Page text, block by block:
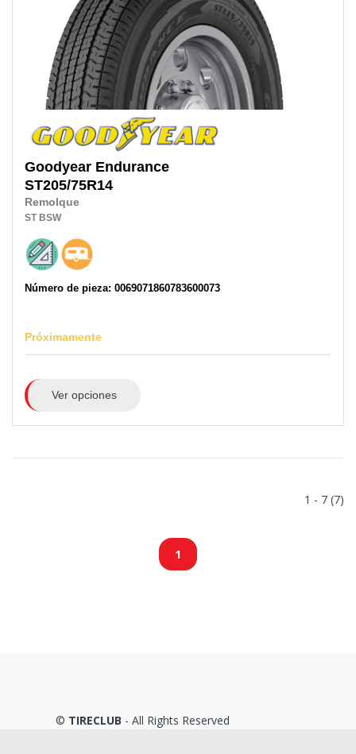
Goodyear Endurance
ST205/75R14
Remolque
ST BSW
Número de pieza: 0069071860783600073
Próximamente
Ver opciones
1 - 7 (7)
1
© TIRECLUB - All Rights Reserved